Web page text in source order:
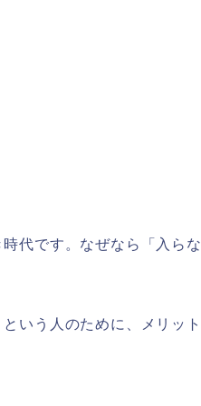
代です。なぜなら「入らな
いう人のために、メリット